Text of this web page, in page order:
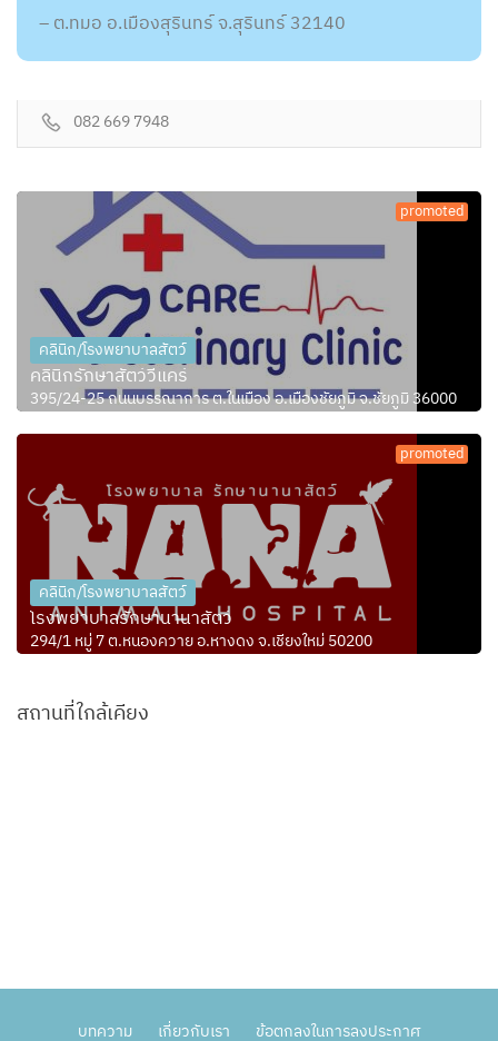
– ต.ทมอ อ.เมืองสุรินทร์ จ.สุรินทร์ 32140
082 669 7948
promoted
คลินิก/โรงพยาบาลสัตว์
คลินิกรักษาสัตว์วีแคร์
395/24-25 ถนนบรรณาการ ต.ในเมือง อ.เมืองชัยภูมิ จ.ชัยภูมิ 36000
promoted
คลินิก/โรงพยาบาลสัตว์
โรงพยาบาลรักษานานาสัตว์
294/1 หมู่ 7 ต.หนองควาย อ.หางดง จ.เชียงใหม่ 50200
สถานที่ใกล้เคียง
บทความ เกี่ยวกับเรา ข้อตกลงในการลงประกาศ